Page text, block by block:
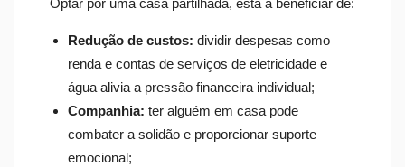
Optar por uma casa partilhada, está a beneficiar de:
Redução de custos: dividir despesas como
renda e contas de serviços de eletricidade e
água alivia a pressão financeira individual;
Companhia: ter alguém em casa pode
combater a solidão e proporcionar suporte
emocional;